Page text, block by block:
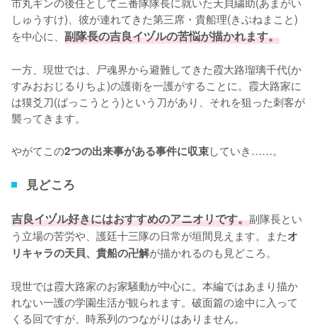
しゅうすけ)、彼が連れてきた第三席・貴船理(きぶねまこと)
を中心に、 副隊長の吉良イヅルの苦悩が描かれます。
一方、現世では、尸魂界から避難してきた霞大路瑠璃千代(か
すみおおじるりちよ)の護衛を一護がすることに。霞大路家に
は獏爻刀(ばっこうとう)という刀があり、それを狙った刺客が
襲ってきます。
やがてこの2つの出来事がある事件に収束していき……。
見どころ
吉良イヅル好きにはおすすめのアニオリです。副隊長とい
う立場の苦労や、護廷十三隊の日常が垣間見えます。またオ
リキャラの天貝、貴船の卍解が描かれるのも見どころ。
現世では霞大路家のお家騒動が中心に。本編ではあまり描か
れない一護の学園生活が観られます。破面篇の途中に入って
くる回ですが、時系列のつながりはありません。